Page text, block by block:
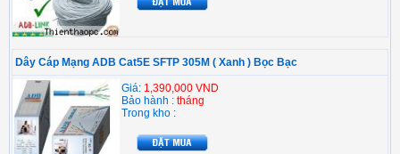
Dây Cáp Mạng ADB Cat5E SFTP 305M ( Xanh ) Bọc Bạc
Giá: 1,390,000 VND
Bảo hành : tháng
Trong kho :